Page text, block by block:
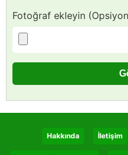
Fotoğraf ekleyin
Hakkında İletişim